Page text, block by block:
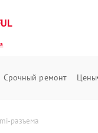
Срочный ремонт Цены
разъема